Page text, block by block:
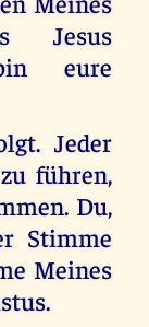
Jesus
eure
Jeder
führen,
Du,
Stimme
Meines